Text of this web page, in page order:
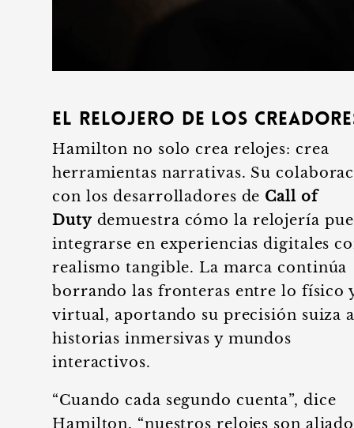
El relojero de los
Hamilton no solo crea relojes: crea
herramientas narrativas. Su
con los desarrolladores de Call of
Duty demuestra cómo la relojería
integrarse en experiencias digitales
realismo tangible. La marca continúa
borrando las fronteras entre lo físico
virtual, aportando su precisión suiza
historias inmersivas y mundos
interactivos.
“Cuando cada segundo cuenta”, dice
Hamilton, “nuestros relojes son